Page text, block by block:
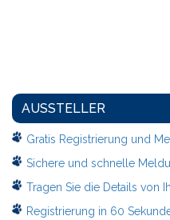
AUSSTELLER
Gratis Registrierung und
Sichere und schnelle
Tragen Sie die Details von
Registrierung in 60